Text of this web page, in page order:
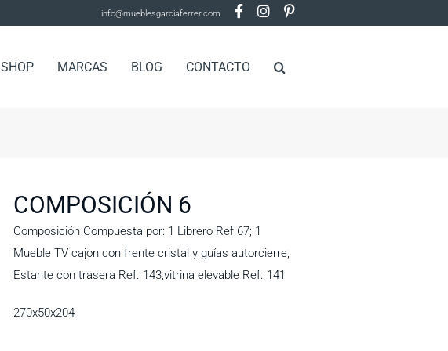
info@mueblesgarciaferrer.com
SHOP MARCAS BLOG CONTACTO
COMPOSICIÓN 6
Composición Compuesta por: 1 Librero Ref 67; 1
Mueble TV cajon con frente cristal y guías autorcierre;
Estante con trasera Ref. 143;vitrina elevable Ref. 141
270x50x204